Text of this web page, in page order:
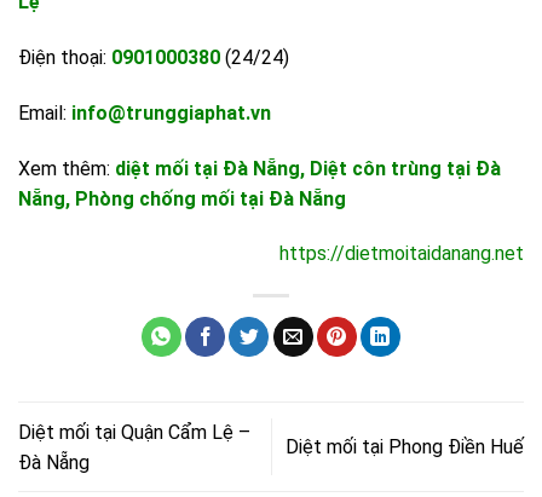
Điện thoại: 0901000380 (24/24)
Email: info@trunggiaphat.vn
Xem thêm: diệt mối tại Đà Nẵng, Diệt côn trùng tại Đà
Nẵng, Phòng chống mối tại Đà Nẵng
https://dietmoitaidanang.net
Diệt mối tại Quận Cẩm Lệ –
Đà Nẵng
Diệt mối tại Phong Điền Huế